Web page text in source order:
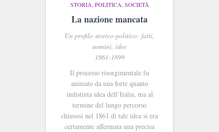
STORIA, POLITICA, SOCIETÀ
La nazione mancata
Un profilo storico-politico: fatti,
uomini, idee
1861-1899
Il processo risorgimentale fu
animato da una forte quanto
indistinta idea dell’Italia, ma al
termine del lungo percorso
chiusosi nel 1861 di tale idea si era
certamente affermata una precisa